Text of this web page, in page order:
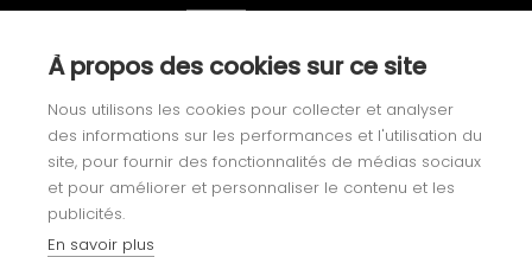
Yachting
Agencement
Gainerie
À propos des cookies sur ce site
Nous utilisons les cookies pour collecter et analyser
des informations sur les performances et l'utilisation du
site, pour fournir des fonctionnalités de médias sociaux
et pour améliorer et personnaliser le contenu et les
publicités.
En savoir plus